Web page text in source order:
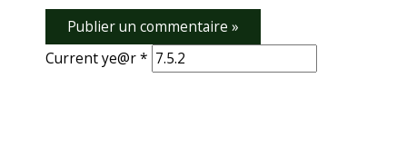
Current ye@r*